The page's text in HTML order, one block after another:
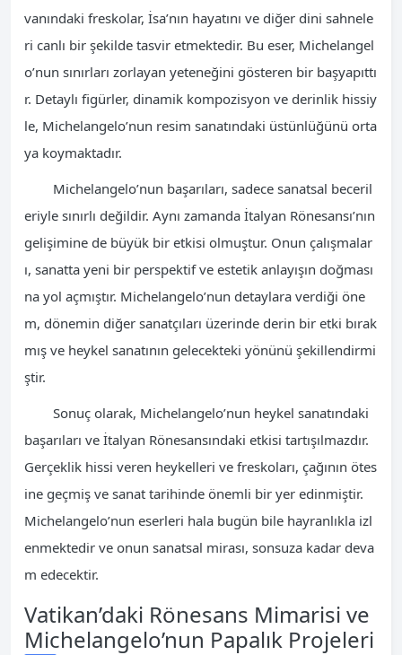
vanındaki freskolar, İsa’nın hayatını ve diğer dini sahnele
ri canlı bir şekilde tasvir etmektedir. Bu eser, Michelangel
o’nun sınırları zorlayan yeteneğini gösteren bir başyapıttı
r. Detaylı figürler, dinamik kompozisyon ve derinlik hissiy
le, Michelangelo’nun resim sanatındaki üstünlüğünü orta
ya koymaktadır.
Michelangelo’nun başarıları, sadece sanatsal beceril
eriyle sınırlı değildir. Aynı zamanda İtalyan Rönesansı’nın
gelişimine de büyük bir etkisi olmuştur. Onun çalışmalar
ı, sanatta yeni bir perspektif ve estetik anlayışın doğması
na yol açmıştır. Michelangelo’nun detaylara verdiği öne
m, dönemin diğer sanatçıları üzerinde derin bir etki bırak
mış ve heykel sanatının gelecekteki yönünü şekillendirmi
ştir.
Sonuç olarak, Michelangelo’nun heykel sanatındaki
başarıları ve İtalyan Rönesansındaki etkisi tartışılmazdır.
Gerçeklik hissi veren heykelleri ve freskoları, çağının ötes
ine geçmiş ve sanat tarihinde önemli bir yer edinmiştir.
Michelangelo’nun eserleri hala bugün bile hayranlıkla izl
enmektedir ve onun sanatsal mirası, sonsuza kadar deva
m edecektir.
Vatikan’daki Rönesans Mimarisi ve
Michelangelo’nun Papalık Projeleri